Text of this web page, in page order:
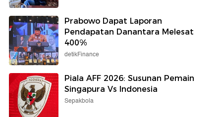
Prabowo Dapat Laporan
Pendapatan Danantara Melesat
400%
detikFinance
Piala AFF 2026: Susunan Pemain
Singapura Vs Indonesia
Sepakbola